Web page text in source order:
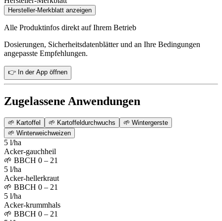
Hersteller-Merkblatt anzeigen
Alle Produktinfos direkt auf Ihrem Betrieb
Dosierungen, Sicherheitsdatenblätter und an Ihre Bedingungen
angepasste Empfehlungen.
👉 In der App öffnen
Zugelassene Anwendungen
🌱 Kartoffel 🌱 Kartoffeldurchwuchs 🌱 Wintergerste
🌱 Winterweichweizen
5 l/ha
Acker-gauchheil
🌱 BBCH 0 – 21
5 l/ha
Acker-hellerkraut
🌱 BBCH 0 – 21
5 l/ha
Acker-krummhals
🌱 BBCH 0 – 21